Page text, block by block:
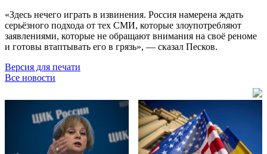
«Здесь нечего играть в извинения. Россия намерена ждать
серьёзного подхода от тех СМИ, которые злоупотребляют
заявлениями, которые не обращают внимания на своё реноме
и готовы втаптывать его в грязь», — сказал Песков.
Версия для печати
Все новости